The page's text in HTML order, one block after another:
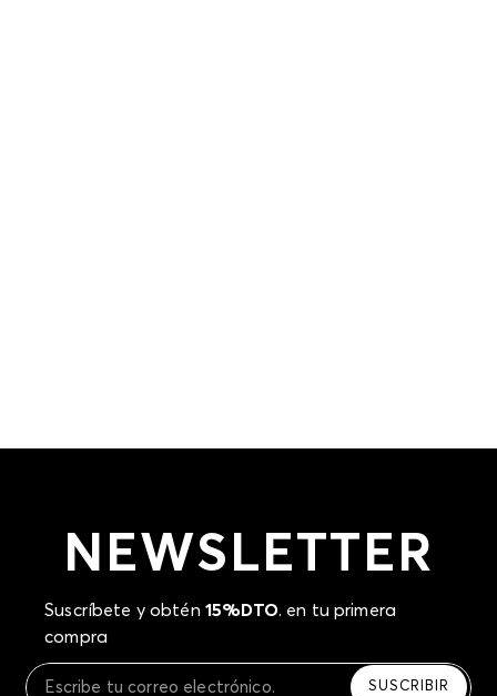
NEWSLETTER
Suscríbete y obtén 15%DTO. en tu primera
compra
SUSCRIBIR